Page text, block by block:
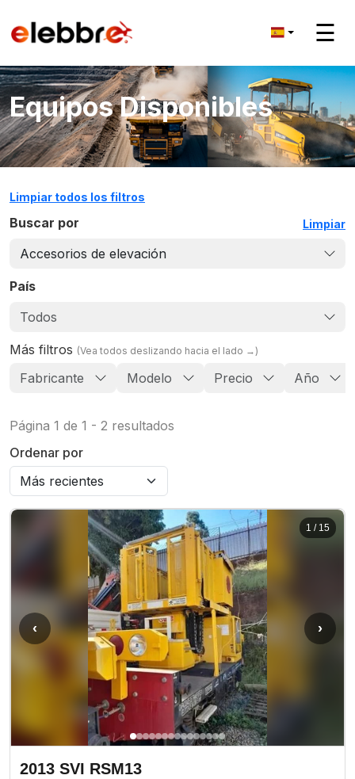
☰
Equipos Disponibles
Limpiar todos los filtros
Buscar por Limpiar
Accesorios de elevación
País
Todos
Más filtros (Vea todos deslizando hacia el lado →)
Fabricante Modelo Precio Año
Página 1 de 1 - 2 resultados
Ordenar por
‹ ›
1 / 15
2013 SVI RSM13